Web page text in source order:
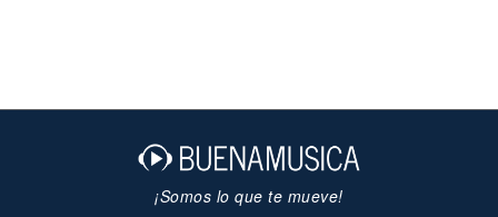
¡Somos lo que te mueve!